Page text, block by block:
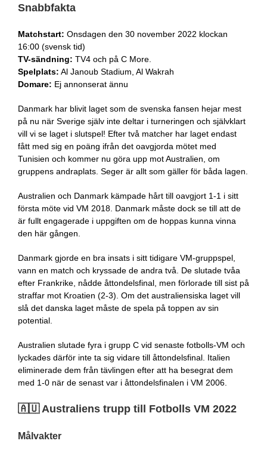
Snabbfakta
Matchstart: Onsdagen den 30 november 2022 klockan
16:00 (svensk tid)
TV-sändning: TV4 och på C More.
Spelplats: Al Janoub Stadium, Al Wakrah
Domare: Ej annonserat ännu
Danmark har blivit laget som de svenska fansen hejar mest
på nu när Sverige själv inte deltar i turneringen och självklart
vill vi se laget i slutspel! Efter två matcher har laget endast
fått med sig en poäng ifrån det oavgjorda mötet med
Tunisien och kommer nu göra upp mot Australien, om
gruppens andraplats. Seger är allt som gäller för båda lagen.
Australien och Danmark kämpade hårt till oavgjort 1-1 i sitt
första möte vid VM 2018. Danmark måste dock se till att de
är fullt engagerade i uppgiften om de hoppas kunna vinna
den här gången.
Danmark gjorde en bra insats i sitt tidigare VM-gruppspel,
vann en match och kryssade de andra två. De slutade tvåa
efter Frankrike, nådde åttondelsfinal, men förlorade till sist på
straffar mot Kroatien (2-3). Om det australiensiska laget vill
slå det danska laget måste de spela på toppen av sin
potential.
Australien slutade fyra i grupp C vid senaste fotbolls-VM och
lyckades därför inte ta sig vidare till åttondelsfinal. Italien
eliminerade dem från tävlingen efter att ha besegrat dem
med 1-0 när de senast var i åttondelsfinalen i VM 2006.
🇦🇺 Australiens trupp till Fotbolls VM 2022
Målvakter